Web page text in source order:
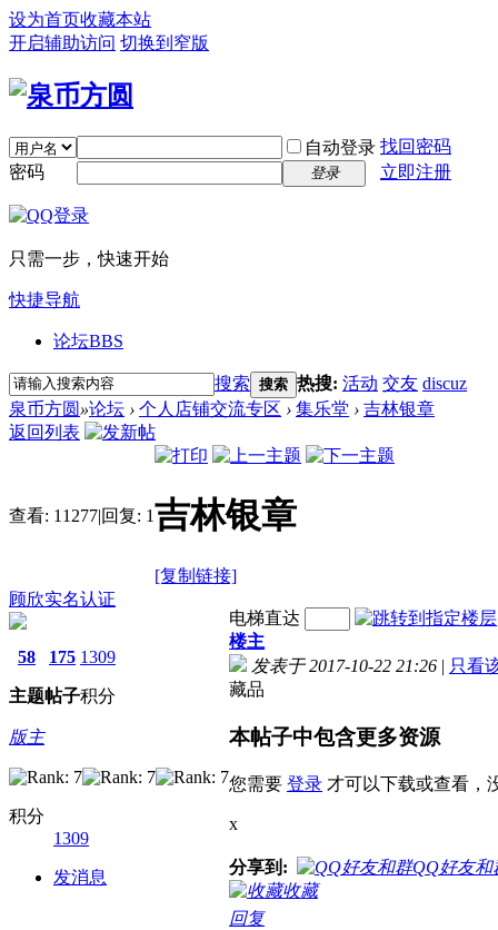
设为首页收藏本站
开启辅助访问 切换到窄版
自动登录 找回密码
密码
登录 立即注册
只需一步，快速开始
快捷导航
论坛BBS
搜索 搜索 热搜: 活动 交友 discuz
泉币方圆 »论坛 › 个人店铺交流专区 › 集乐堂 › 吉林银章
返回列表
查看: 11277|回复: 1吉林银章
[复制链接]
顾欣实名认证
58
主题
175
帖子
1309
积分
版主
积分
1309
发消息
电梯直达
楼主
发表于 2017-10-22 21:26 | 只看
藏品
本帖子中包含更多资源
您需要 登录 才可以下载或查看，
x
分享到:
QQ好友和
收藏
回复